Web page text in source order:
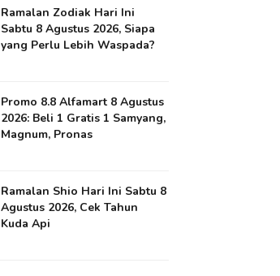
Ramalan Zodiak Hari Ini
Sabtu 8 Agustus 2026, Siapa
yang Perlu Lebih Waspada?
Promo 8.8 Alfamart 8 Agustus
2026: Beli 1 Gratis 1 Samyang,
Magnum, Pronas
Ramalan Shio Hari Ini Sabtu 8
Agustus 2026, Cek Tahun
Kuda Api